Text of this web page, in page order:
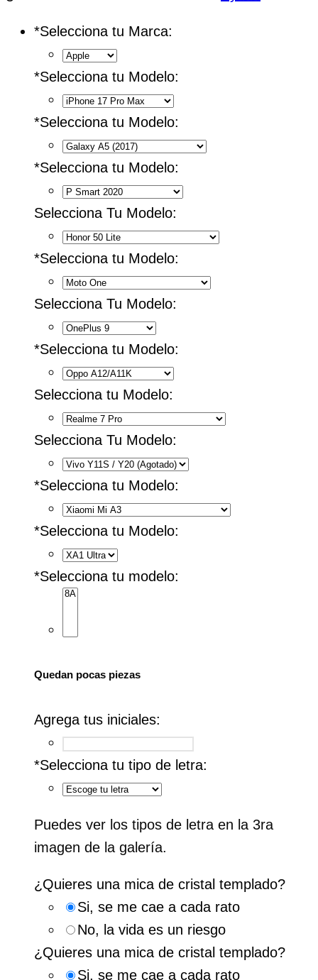
*Selecciona tu Marca:
*Selecciona tu Modelo:
*Selecciona tu Modelo:
*Selecciona tu Modelo:
Selecciona Tu Modelo:
*Selecciona tu Modelo:
Selecciona Tu Modelo:
*Selecciona tu Modelo:
Selecciona tu Modelo:
Selecciona Tu Modelo:
*Selecciona tu Modelo:
*Selecciona tu Modelo:
*Selecciona tu modelo:
Quedan pocas piezas
Agrega tus iniciales:
*Selecciona tu tipo de letra:
Puedes ver los tipos de letra en la 3ra
imagen de la galería.
¿Quieres una mica de cristal templado?
Si, se me cae a cada rato
No, la vida es un riesgo
¿Quieres una mica de cristal templado?
Si, se me cae a cada rato